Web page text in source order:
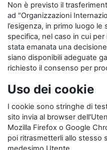
Non è previsto il
ad "Organizzazioni
l’esigenza, in primo luogo
specifica, nel caso in cui
stata emanata una
siano disponibili adeguate
richiesto il consenso per
Uso dei cookie
I cookie sono stringhe di
sito invia al browser
Mozilla Firefox o Google
poi ritrasmetterli allo stesso